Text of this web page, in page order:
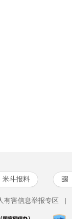
米斗报料
有害信息举报专区